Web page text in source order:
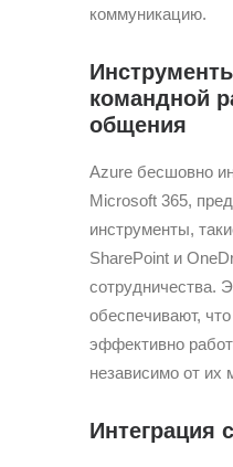
коммуникацию.
командной
общения
Azure бесшовно
Microsoft 365,
инструменты,
SharePoint и
сотрудничества.
обеспечивают,
эффективно
независимо от их
Интеграция